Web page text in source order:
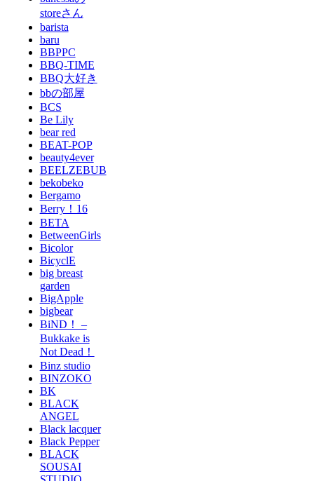
storeさん
barista
baru
BBPPC
BBQ-TIME
BBQ大好き
bbの部屋
BCS
Be Lily
bear red
BEAT-POP
beauty4ever
BEELZEBUB
bekobeko
Bergamo
Berry！16
BETA
BetweenGirls
Bicolor
BicyclE
big breast
garden
BigApple
bigbear
BiND！ –
Bukkake is
Not Dead！
Binz studio
BINZOKO
BK
BLACK
ANGEL
Black lacquer
Black Pepper
BLACK
SOUSAI